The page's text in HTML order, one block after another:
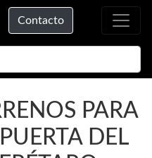
Contacto
PARA
DEL